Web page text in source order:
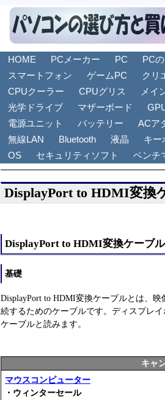
HOME PCメーカー PC PC
スマートフォン
ゲームPC クリ
CPUクーラー
CPUグリス メイ
光学ドライブ
マザーボード
電源ユニット
バッテリー ACア
無線LAN
Bluetooth 液晶 キー
OS
セキュリティソフト ベンチ
DisplayPort to HDMI変換
DisplayPort to HDMI変換ケーブ
基礎
DisplayPort to HDMI変換ケーブルとは、
続するためのケーブルです。ディスプレ
ケーブルと読みます。
キャ
マウスコンピューター
・ウィンターセール